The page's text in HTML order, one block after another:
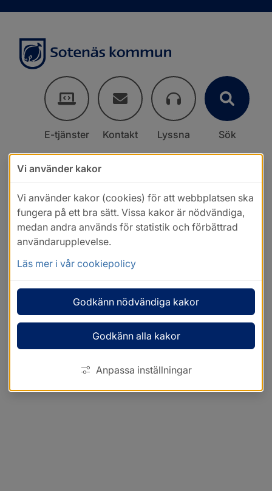
E-tjänster Kontakt Lyssna Sök
Vi använder kakor
Vi använder kakor (cookies) för att webbplatsen ska
fungera på ett bra sätt. Vissa kakor är nödvändiga,
medan andra används för statistik och förbättrad
användarupplevelse.
Läs mer i vår cookiepolicy
Godkänn nödvändiga kakor
Godkänn alla kakor
Anpassa inställningar